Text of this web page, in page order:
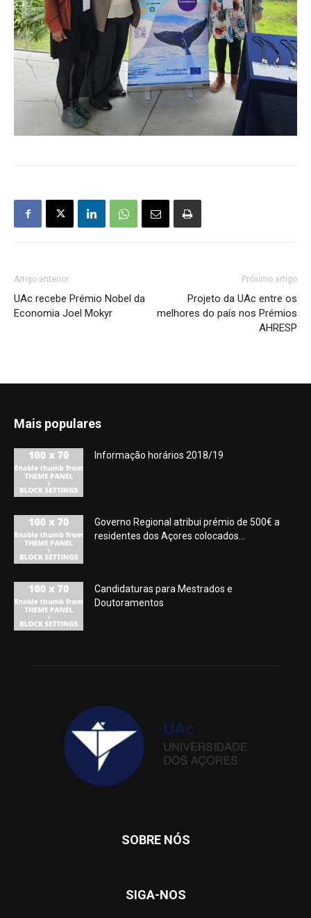
Artigo anterior
UAc recebe Prémio Nobel da
Economia Joel Mokyr
Próximo artigo
Projeto da UAc entre os
melhores do país nos Prémios
AHRESP
Mais populares
Informação horários 2018/19
Governo Regional atribui prémio de 500€ a
residentes dos Açores colocados...
Candidaturas para Mestrados e
Doutoramentos
SOBRE NÓS
SIGA-NOS